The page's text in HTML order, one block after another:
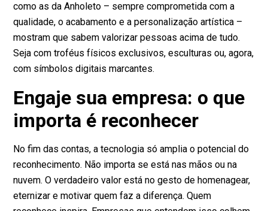
como as da Anholeto – sempre comprometida com a
qualidade, o acabamento e a personalização artística –
mostram que sabem valorizar pessoas acima de tudo.
Seja com troféus físicos exclusivos, esculturas ou, agora,
com símbolos digitais marcantes.
Engaje sua empresa: o que
importa é reconhecer
No fim das contas, a tecnologia só amplia o potencial do
reconhecimento. Não importa se está nas mãos ou na
nuvem. O verdadeiro valor está no gesto de homenagear,
eternizar e motivar quem faz a diferença. Quem